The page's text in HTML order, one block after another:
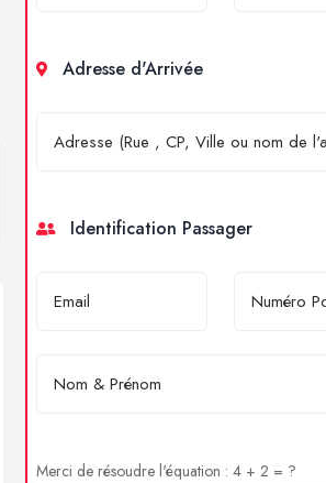
Adresse d'Arrivée
Identification Passager
Merci de résoudre l'équation : 4 + 2 = ?